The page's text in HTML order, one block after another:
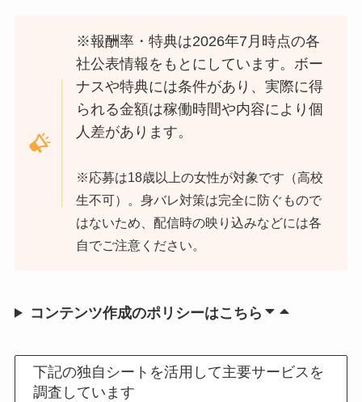
※報酬率・特典は2026年7月時点の各
社公表情報をもとにしています。ボー
ナスや特典には条件があり、実際に得
られる金額は稼働時間や内容により個
人差があります。
※応募は18歳以上の女性が対象です（高校
生不可）。身バレ対策は完全に防ぐもので
はないため、配信時の映り込みなどには各
自でご注意ください。
コンテンツ作成のポリシーはこちら
下記の独自シートを活用して主要サービスを
調査しています